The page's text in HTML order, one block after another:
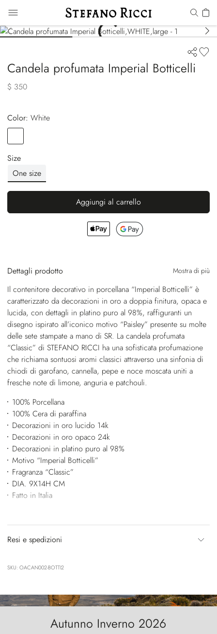
Candela profumata Imperial Botticelli
$ 350
Color:
white
Size
One size
Aggiungi al carrello
Dettagli prodotto Mostra di più
Il contenitore decorativo in porcellana “Imperial Botticelli” è
caratterizzato da decorazioni in oro a doppia finitura, opaca e
lucida, con dettagli in platino puro al 98%, raffiguranti un
disegno ispirato all’iconico motivo “Paisley” presente su molte
delle sete stampate a mano di SR. La candela profumata
“Classic” di STEFANO RICCI ha una sofisticata profumazione
che richiama sontuosi aromi classici attraverso una sinfonia di
chiodi di garofano, cannella, pepe e noce moscata uniti a
fresche note di limone, anguria e patchouli.
100% Porcellana
100% Cera di paraffina
Decorazioni in oro lucido 14k
Decorazioni in oro opaco 24k
Decorazioni in platino puro al 98%
Motivo “Imperial Botticelli”
Fragranza “Classic”
DIA. 9X14H CM
Fatto in Italia
Resi e spedizioni
SKU: OACAN002-BOTTI2
Autunno Inverno 2026